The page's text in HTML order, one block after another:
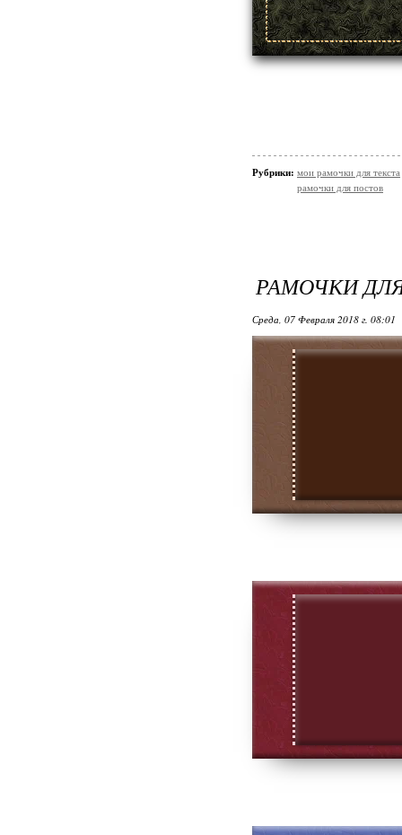
Рубрики: мои рамочки для текста
рамочки для постов
РАМОЧКИ
Среда, 07 Февраля 2018 г. 08:01